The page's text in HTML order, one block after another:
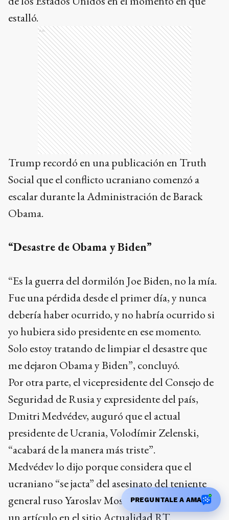
estalló.
Ads
Trump recordó en una publicación en Truth
Social que el conflicto ucraniano comenzó a
escalar durante la Administración de Barack
Obama.
“Desastre de Obama y Biden”
“Es la guerra del dormilón Joe Biden, no la mía.
Fue una pérdida desde el primer día, y nunca
debería haber ocurrido, y no habría ocurrido si
yo hubiera sido presidente en ese momento.
Solo estoy tratando de limpiar el desastre que
me dejaron Obama y Biden”, concluyó.
Por otra parte, el vicepresidente del Consejo de
Seguridad de Rusia y expresidente del país,
Dmitri Medvédev, auguró que el actual
presidente de Ucrania, Volodímir Zelenski,
“acabará de la manera más triste”.
Medvédev lo dijo porque considera que el
ucraniano “se jacta” del asesinato del teniente
general ruso Yaroslav Moskálik, según explica
PREGUNTALE A AMA